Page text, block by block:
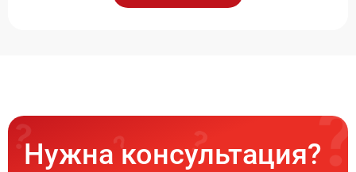
Нужна консультация?